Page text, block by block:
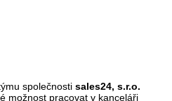
společnosti sales24, s.r.o.
možnost pracovat v kanceláři